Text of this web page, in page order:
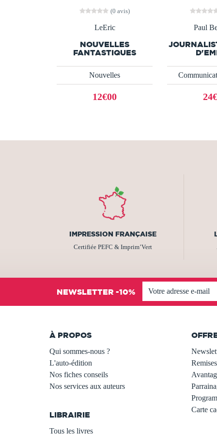
(0 avis)
LeEric
NOUVELLES
FANTASTIQUES
Nouvelles
12€00
Paul
IMPRESSION FRANÇAISE
Certifiée PEFC & Imprim’Vert
NEWSLETTER -10%
À PROPOS
Qui sommes-nous ?
L'auto-édition
Nos fiches conseils
Nos services aux auteurs
LIBRAIRIE
Tous les livres
Carte